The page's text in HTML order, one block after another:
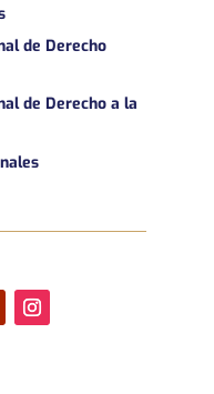
de Derecho
de Derecho a la